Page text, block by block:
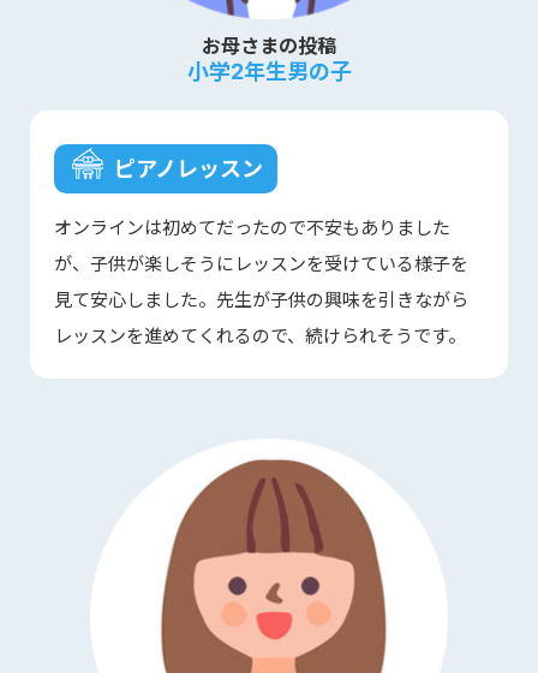
お母さまの投稿
小学2年生男の子
ピアノレッスン
オンラインは初めてだったので不安もありました
が、子供が楽しそうにレッスンを受けている様子を
見て安心しました。先生が子供の興味を引きながら
レッスンを進めてくれるので、続けられそうです。